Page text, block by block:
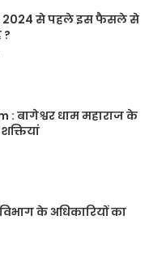
2024 से पहले इस फैसले से
?
: बागेश्वर धाम महाराज के
के अधिकारियों का